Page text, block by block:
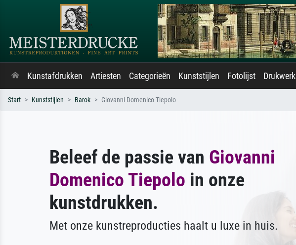
Kunstafdrukken Artiesten Categorieën Kunststijlen Fotolijst Drukwerk
Start Kunststijlen Barok Giovanni Domenico Tiepolo
Beleef de passie van Giovanni
Domenico Tiepolo in onze
kunstdrukken.
Met onze kunstreproducties haalt u luxe in huis.